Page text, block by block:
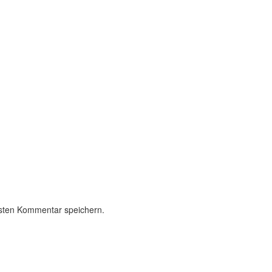
Kommentar speichern.